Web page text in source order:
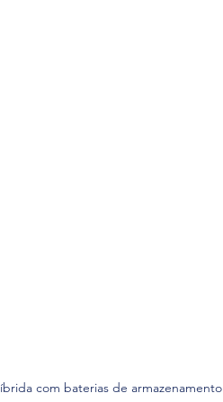
com baterias de armazenamento